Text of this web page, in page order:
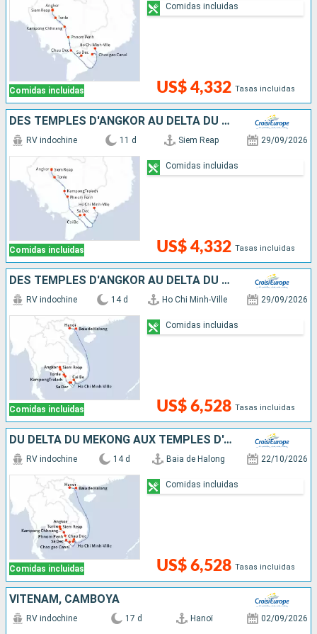
Comidas incluidas US$ 4,332 Tasas incluidas
Comidas incluidas
DES TEMPLES D'ANGKOR AU DELTA DU MÉKONG
Comidas incluidas
RV indochine 11 d Siem Reap 29/09/2026
US$ 4,332 Tasas incluidas
Comidas incluidas
DES TEMPLES D'ANGKOR AU DELTA DU MÉKONG, HANOÏ ET LA BAIE D'ALONG (FORMULE PORT/PORT)
Comidas incluidas
RV indochine 14 d Ho Chi Minh-Ville 29/09/2026
US$ 6,528 Tasas incluidas
Comidas incluidas
DU DELTA DU MÉKONG AUX TEMPLES D'ANGKOR, HANOÏ ET LA BAIE D'ALONG (FORMULE PORT/PORT)
Comidas incluidas
RV indochine 14 d Baia de Halong 22/10/2026
US$ 6,528 Tasas incluidas
Comidas incluidas
VITENAM, CAMBOYA
RV indochine 17 d Hanoï 02/09/2026